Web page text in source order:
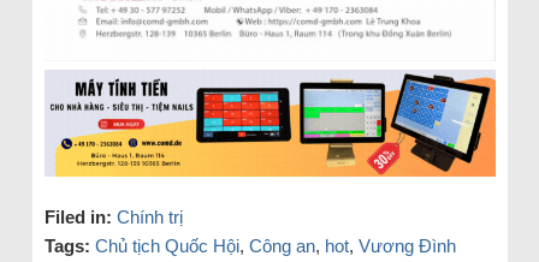
Filed in: Chính trị
Tags: Chủ tịch Quốc Hội, Công an, hot, Vương Đình